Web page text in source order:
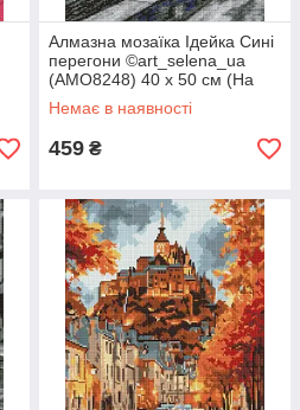
Алмазна мозаїка Ідейка Сині
перегони ©art_selena_ua
(AMO8248) 40 х 50 см (На
підрамнику)
Немає в наявності
459 ₴